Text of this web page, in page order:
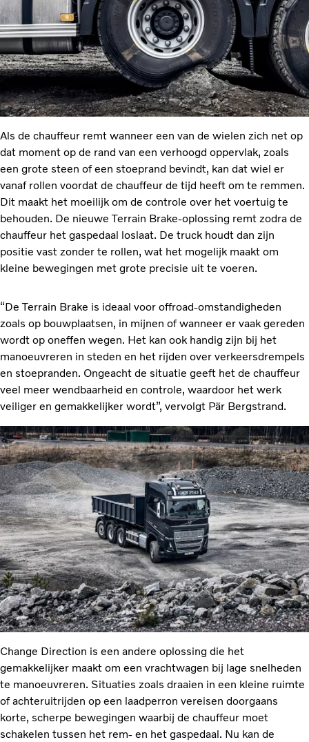
Als de chauffeur remt wanneer een van de wielen zich net op
dat moment op de rand van een verhoogd oppervlak, zoals
een grote steen of een stoeprand bevindt, kan dat wiel er
vanaf rollen voordat de chauffeur de tijd heeft om te remmen.
Dit maakt het moeilijk om de controle over het voertuig te
behouden. De nieuwe Terrain Brake-oplossing remt zodra de
chauffeur het gaspedaal loslaat. De truck houdt dan zijn
positie vast zonder te rollen, wat het mogelijk maakt om
kleine bewegingen met grote precisie uit te voeren.
“De Terrain Brake is ideaal voor offroad-omstandigheden
zoals op bouwplaatsen, in mijnen of wanneer er vaak gereden
wordt op oneffen wegen. Het kan ook handig zijn bij het
manoeuvreren in steden en het rijden over verkeersdrempels
en stoepranden. Ongeacht de situatie geeft het de chauffeur
veel meer wendbaarheid en controle, waardoor het werk
veiliger en gemakkelijker wordt”, vervolgt Pär Bergstrand.
Change Direction is een andere oplossing die het
gemakkelijker maakt om een vrachtwagen bij lage snelheden
te manoeuvreren. Situaties zoals draaien in een kleine ruimte
of achteruitrijden op een laadperron vereisen doorgaans
korte, scherpe bewegingen waarbij de chauffeur moet
schakelen tussen het rem- en het gaspedaal. Nu kan de